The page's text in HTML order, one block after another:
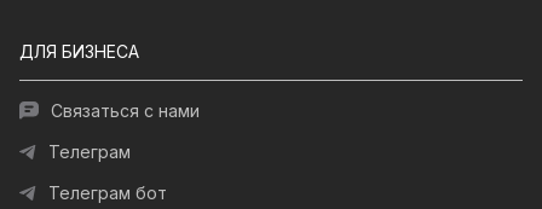
ДЛЯ БИЗНЕСА
Связаться с нами
Телеграм
Телеграм бот